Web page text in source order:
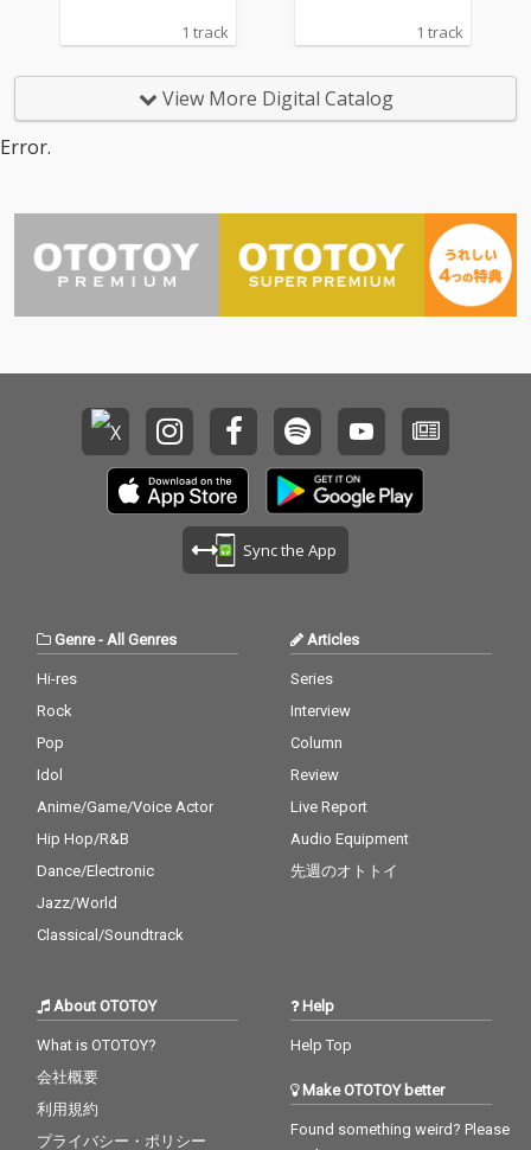
1 track 1 track
View More Digital Catalog
Error.
Sync the App
Genre- All Genres
Hi-res
Rock
Pop
Idol
Anime/Game/Voice Actor
Hip Hop/R&B
Dance/Electronic
Jazz/World
Classical/Soundtrack
Articles
Series
Interview
Column
Review
Live Report
Audio Equipment
先週のオトトイ
About OTOTOY
What is OTOTOY?
会社概要
利用規約
プライバシー・ポリシー
Help
Help Top
Make OTOTOY better
Found something weird? Please